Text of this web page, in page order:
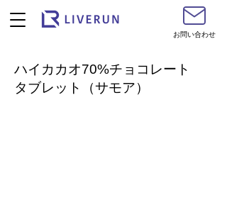
お問い合わせ
ハイカカオ70%チョコレート
タブレット（サモア）